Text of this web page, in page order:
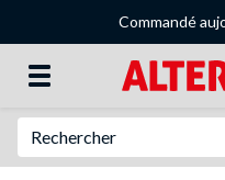
Commandé